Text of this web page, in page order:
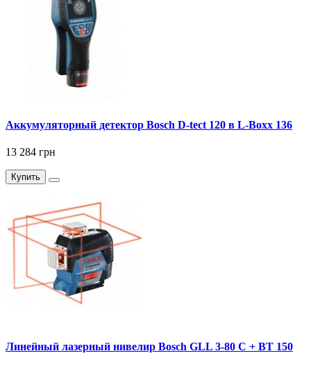
Аккумуляторный детектор Bosch D-tect 120 в L-Boxx 136
13 284 грн
Купить
Линейный лазерный нивелир Bosch GLL 3-80 C + BT 150